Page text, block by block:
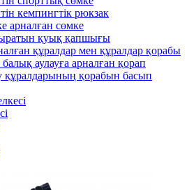
кемпингтік рюкзак
арналған сөмке
қуық қапшығы
құралдар мен құралдар қорабы
аулауға арналған қорап
құралдарының қорабын басып